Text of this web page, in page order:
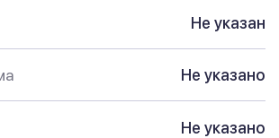
Не указан
Не указано
Не указано